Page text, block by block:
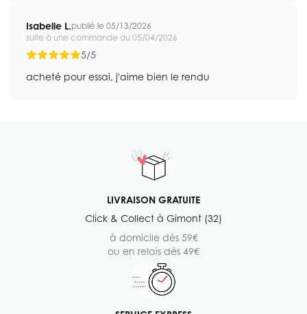
Isabelle L.publié le 05/13/2026
suite à une commande du 05/04/2026
5/5
acheté pour essai, j'aime bien le rendu
LIVRAISON GRATUITE
Click & Collect à Gimont (32)
à domicile dès 59€
ou en relais dès 49€